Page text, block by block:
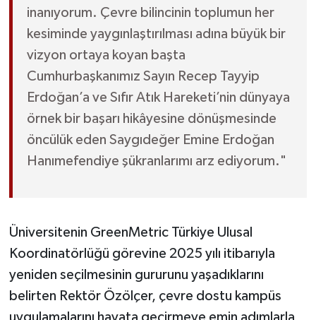
inanıyorum. Çevre bilincinin toplumun her
kesiminde yaygınlaştırılması adına büyük bir
vizyon ortaya koyan başta
Cumhurbaşkanımız Sayın Recep Tayyip
Erdoğan’a ve Sıfır Atık Hareketi’nin dünyaya
örnek bir başarı hikâyesine dönüşmesinde
öncülük eden Saygıdeğer Emine Erdoğan
Hanımefendiye şükranlarımı arz ediyorum."
Üniversitenin GreenMetric Türkiye Ulusal
Koordinatörlüğü görevine 2025 yılı itibarıyla
yeniden seçilmesinin gururunu yaşadıklarını
belirten Rektör Özölçer, çevre dostu kampüs